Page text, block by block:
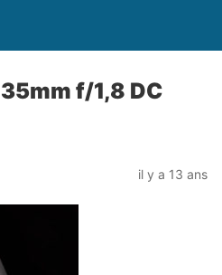
f/1,8 DC
il y a 13 ans